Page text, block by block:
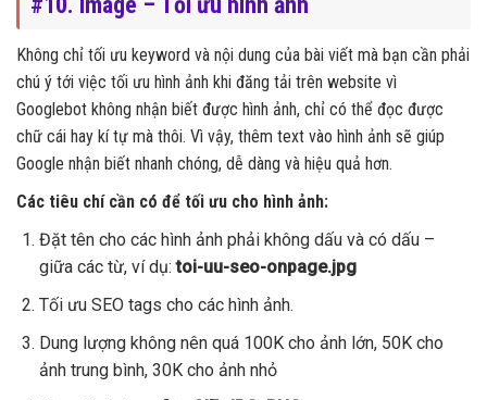
Không chỉ tối ưu keyword và nội dung của bài viết mà bạn cần phải
chú ý tới việc tối ưu hình ảnh khi đăng tải trên website vì
Googlebot không nhận biết được hình ảnh, chỉ có thể đọc được
chữ cái hay kí tự mà thôi. Vì vậy, thêm text vào hình ảnh sẽ giúp
Google nhận biết nhanh chóng, dễ dàng và hiệu quả hơn.
Các tiêu chí cần có để tối ưu cho hình ảnh:
Đặt tên cho các hình ảnh phải không dấu và có dấu –
giữa các từ, ví dụ: toi-uu-seo-onpage.jpg
Tối ưu SEO tags cho các hình ảnh.
Dung lượng không nên quá 100K cho ảnh lớn, 50K cho
ảnh trung bình, 30K cho ảnh nhỏ